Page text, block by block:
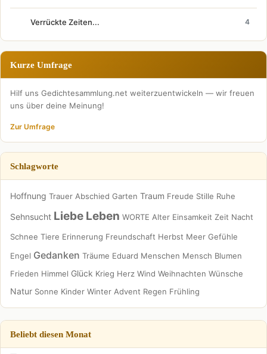
Verrückte Zeiten... 4
Kurze Umfrage
Hilf uns Gedichtesammlung.net weiterzuentwickeln — wir freuen
uns über deine Meinung!
Zur Umfrage
Schlagworte
Hoffnung Trauer Abschied Garten Traum Freude Stille Ruhe
Sehnsucht Liebe Leben WORTE Alter Einsamkeit Zeit Nacht
Schnee Tiere Erinnerung Freundschaft Herbst Meer Gefühle
Engel Gedanken Träume Eduard Menschen Mensch Blumen
Frieden Himmel Glück Krieg Herz Wind Weihnachten Wünsche
Natur Sonne Kinder Winter Advent Regen Frühling
Beliebt diesen Monat